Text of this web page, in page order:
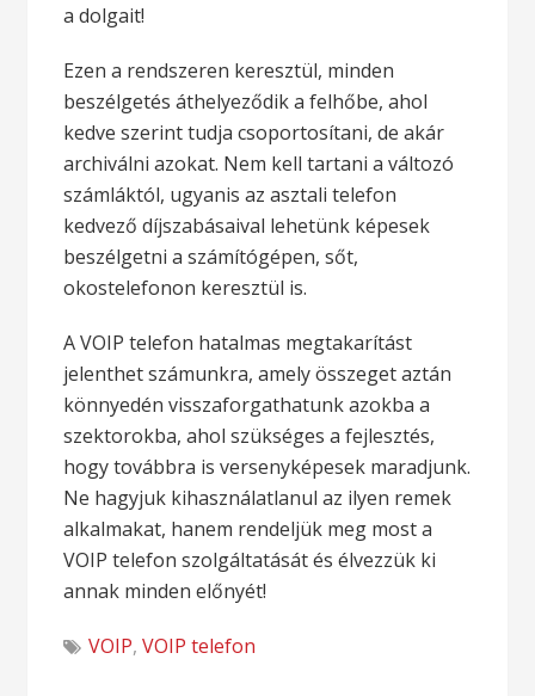
a dolgait!
Ezen a rendszeren keresztül, minden
beszélgetés áthelyeződik a felhőbe, ahol
kedve szerint tudja csoportosítani, de akár
archiválni azokat. Nem kell tartani a változó
számláktól, ugyanis az asztali telefon
kedvező díjszabásaival lehetünk képesek
beszélgetni a számítógépen, sőt,
okostelefonon keresztül is.
A VOIP telefon hatalmas megtakarítást
jelenthet számunkra, amely összeget aztán
könnyedén visszaforgathatunk azokba a
szektorokba, ahol szükséges a fejlesztés,
hogy továbbra is versenyképesek maradjunk.
Ne hagyjuk kihasználatlanul az ilyen remek
alkalmakat, hanem rendeljük meg most a
VOIP telefon szolgáltatását és élvezzük ki
annak minden előnyét!
VOIP,VOIP telefon